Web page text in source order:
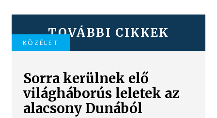
TOVÁBBI CIKKEK
KÖZÉLET
Sorra kerülnek elő
világháborús leletek az
alacsony Dunából